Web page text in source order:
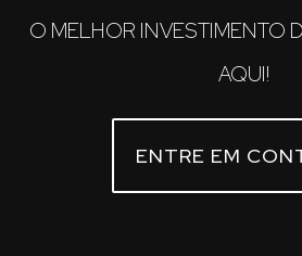
O MELHOR INVESTIMENTO
AQUI!
ENTRE EM